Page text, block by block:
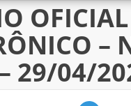
OFICIAL
–
29/04/